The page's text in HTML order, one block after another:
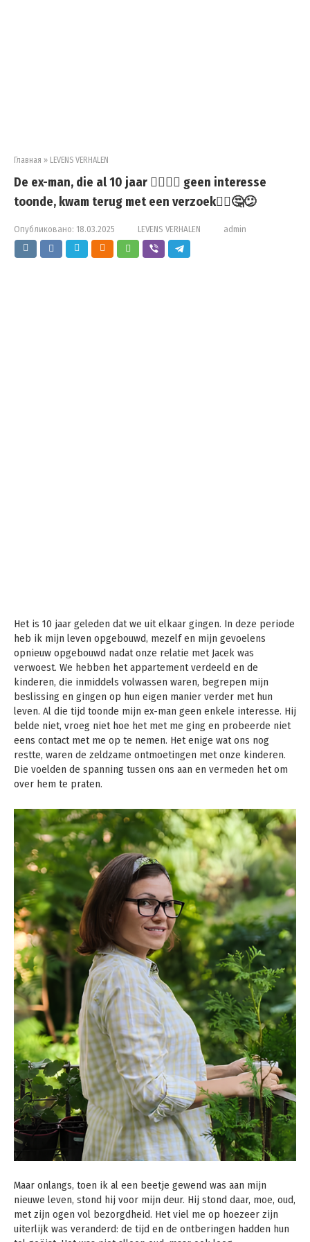
Главная » LEVENS VERHALEN
De ex-man, die al 10 jaar 🤷‍♀️🤦‍♀️ geen interesse
toonde, kwam terug met een verzoek🤷‍♀️🤔😕
Опубликовано: 18.03.2025 LEVENS VERHALEN admin
Het is 10 jaar geleden dat we uit elkaar gingen. In deze periode
heb ik mijn leven opgebouwd, mezelf en mijn gevoelens
opnieuw opgebouwd nadat onze relatie met Jacek was
verwoest. We hebben het appartement verdeeld en de
kinderen, die inmiddels volwassen waren, begrepen mijn
beslissing en gingen op hun eigen manier verder met hun
leven. Al die tijd toonde mijn ex-man geen enkele interesse. Hij
belde niet, vroeg niet hoe het met me ging en probeerde niet
eens contact met me op te nemen. Het enige wat ons nog
restte, waren de zeldzame ontmoetingen met onze kinderen.
Die voelden de spanning tussen ons aan en vermeden het om
over hem te praten.
Maar onlangs, toen ik al een beetje gewend was aan mijn
nieuwe leven, stond hij voor mijn deur. Hij stond daar, moe, oud,
met zijn ogen vol bezorgdheid. Het viel me op hoezeer zijn
uiterlijk was veranderd: de tijd en de ontberingen hadden hun